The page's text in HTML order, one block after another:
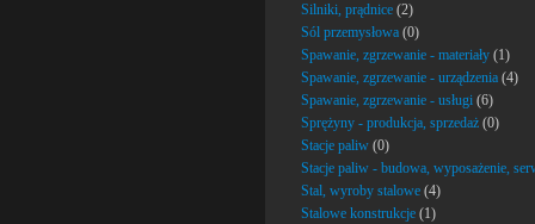
Silniki, prądnice (2)
Sól przemysłowa (0)
Spawanie, zgrzewanie - materiały (1)
Spawanie, zgrzewanie - urządzenia (4)
Spawanie, zgrzewanie - usługi (6)
Sprężyny - produkcja, sprzedaż (0)
Stacje paliw (0)
Stacje paliw - budowa, wyposażenie,
Stal, wyroby stalowe (4)
Stalowe konstrukcje (1)